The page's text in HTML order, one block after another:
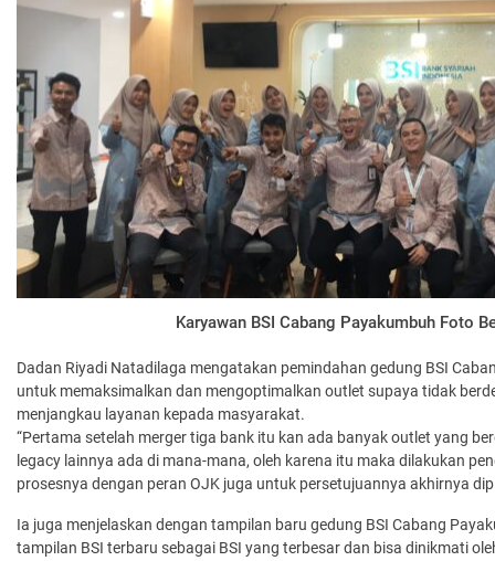
Karyawan BSI Cabang Payakumbuh Foto
Dadan Riyadi Natadilaga mengatakan pemindahan gedung BSI
untuk memaksimalkan dan mengoptimalkan outlet supaya tidak
menjangkau layanan kepada masyarakat.
“Pertama setelah merger tiga bank itu kan ada banyak outlet yang
legacy lainnya ada di mana-mana, oleh karena itu maka dilakukan
prosesnya dengan peran OJK juga untuk persetujuannya akhirnya
Ia juga menjelaskan dengan tampilan baru gedung BSI Cabang
tampilan BSI terbaru sebagai BSI yang terbesar dan bisa dinikmati